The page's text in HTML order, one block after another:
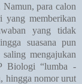
para calon
memberikan
yang tidak
suasana pun
mengajukan
Biologi “lumba -
hingga nomor urut